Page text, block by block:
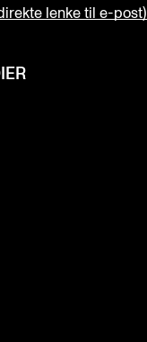
lenke til e-post)